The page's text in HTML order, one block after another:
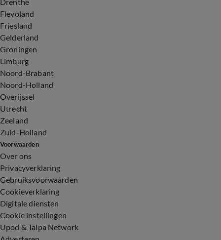
Flevoland
Friesland
Gelderland
Groningen
Limburg
Noord-Brabant
Noord-Holland
Overijssel
Utrecht
Zeeland
Zuid-Holland
Voorwaarden
Over ons
Privacyverklaring
Gebruiksvoorwaarden
Cookieverklaring
Digitale diensten
Cookie instellingen
Upod & Talpa Network